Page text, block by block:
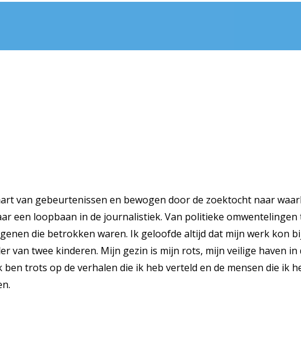
van gebeurtenissen en bewogen door de zoektocht naar
een loopbaan in de journalistiek. Van politieke
die betrokken waren. Ik geloofde altijd dat mijn werk kon
van twee kinderen. Mijn gezin is mijn rots, mijn veilige haven
trots op de verhalen die ik heb verteld en de mensen die ik